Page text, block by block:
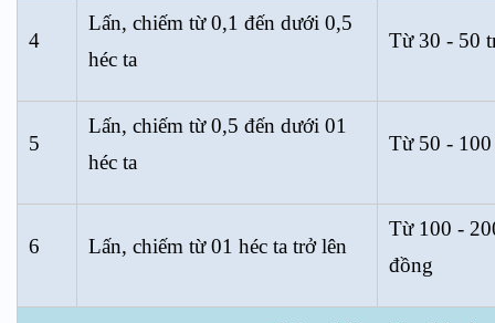
4
Lấn, chiếm từ 0,1 đến dưới 0,5
héc ta
Từ 30 - 50
5
Lấn, chiếm từ 0,5 đến dưới 01
héc ta
Từ 50 -
6 Lấn, chiếm từ 01 héc ta trở lên
Từ 100 -
đồng